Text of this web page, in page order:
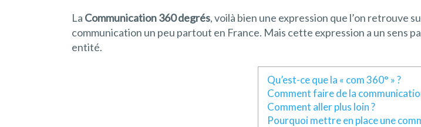
La Communication 360 degrés, voilà bien une expression que l’on retrouve
communication un peu partout en France. Mais cette expression a un sens
entité.
Qu’est-ce que la « com 360° » ?
Comment faire de la
Comment aller plus loin ?
Pourquoi mettre en place une